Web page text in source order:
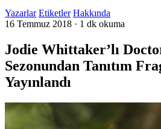
Yazarlar Etiketler Hakkında
16 Temmuz 2018 · 1 dk okuma
Jodie Whittaker’lı
Sezonundan Tanıtım
Yayınlandı